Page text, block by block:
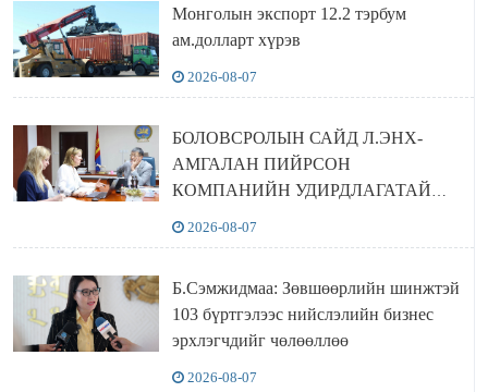
Монголын экспорт 12.2 тэрбум
ам.долларт хүрэв
2026-08-07
БОЛОВСРОЛЫН САЙД Л.ЭНХ-
АМГАЛАН ПИЙРСОН
КОМПАНИЙН УДИРДЛАГАТАЙ
2026-08-07
Б.Сэмжидмаа: Зөвшөөрлийн шинжтэй
103 бүртгэлээс нийслэлийн бизнес
эрхлэгчдийг чөлөөллөө
2026-08-07